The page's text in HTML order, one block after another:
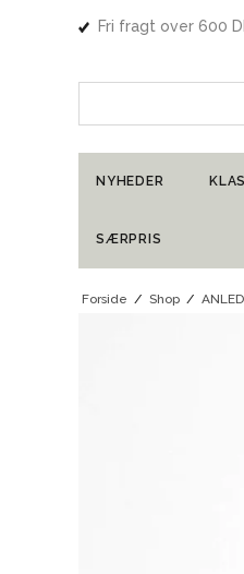
Fri fragt over 600
NYHEDER
SÆRPRIS
Forside / Shop /